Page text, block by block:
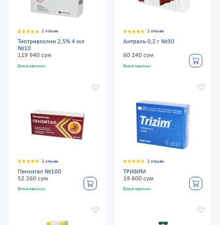
2 отзыва
Тиотриазолин 2,5% 4 мл
№10
119 940 сум
Есть в наличии
2 отзыва
Антраль 0,2 г №30
60 240 сум
Есть в наличии
2 отзыва
Пензитал №100
52 260 сум
Есть в наличии
2 отзыва
ТРИЗИМ
19 800 сум
Есть в наличии